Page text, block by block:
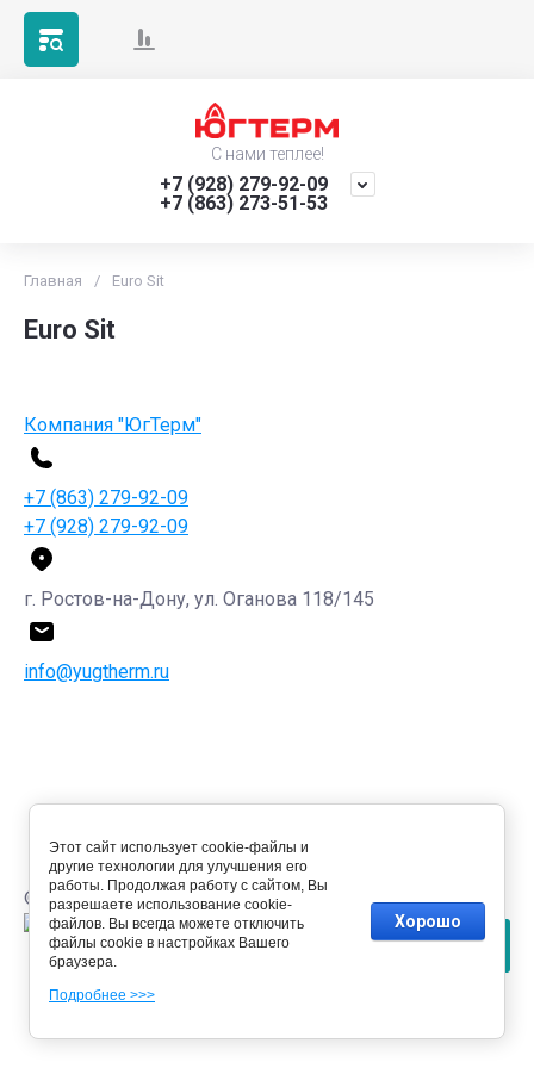
С нами теплее!
+7 (928) 279-92-09
+7 (863) 273-51-53
Главная / Euro Sit
Euro Sit
Компания "ЮгТерм"
+7 (863) 279-92-09
+7 (928) 279-92-09
г. Ростов-на-Дону, ул. Оганова 118/145
info@yugtherm.ru
© 2015 - 2026 Компания ЮгТерм
Этот сайт использует cookie-файлы и
другие технологии для улучшения его
работы. Продолжая работу с сайтом, Вы
разрешаете использование cookie-
файлов. Вы всегда можете отключить
файлы cookie в настройках Вашего
браузера.
Подробнее >>>
Хорошо